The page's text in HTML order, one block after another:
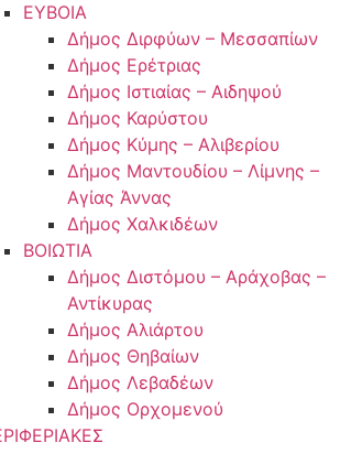
ΕΥΒΟΙΑ
Δήμος Διρφύων – Μεσσαπίων
Δήμος Ερέτριας
Δήμος Ιστιαίας – Αιδηψού
Δήμος Καρύστου
Δήμος Κύμης – Αλιβερίου
Δήμος Μαντουδίου – Λίμνης –
Αγίας Άννας
Δήμος Χαλκιδέων
ΒΟΙΩΤΙΑ
Δήμος Διστόμου – Αράχοβας –
Αντίκυρας
Δήμος Αλιάρτου
Δήμος Θηβαίων
Δήμος Λεβαδέων
Δήμος Ορχομενού